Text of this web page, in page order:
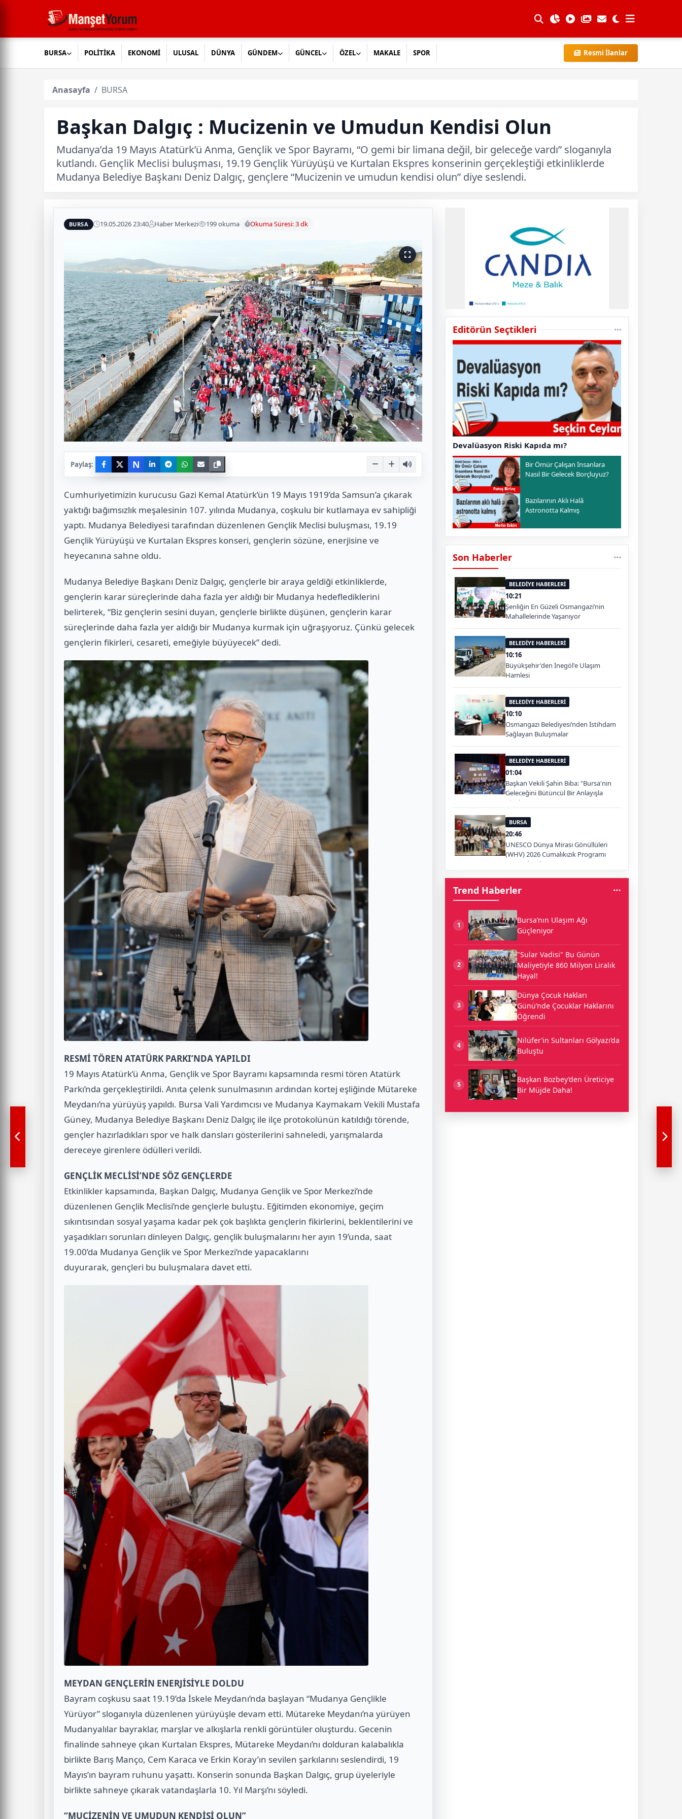
BURSA POLİTİKA EKONOMİ ULUSAL DÜNYA GÜNDEM GÜNCEL ÖZEL MAKALE SPOR Resmi İlanlar
Anasayfa BURSA
Başkan Dalgıç : Mucizenin ve Umudun Kendisi Olun
Mudanya’da 19 Mayıs Atatürk’ü Anma, Gençlik ve Spor Bayramı, “O gemi bir limana değil, bir geleceğe vardı” sloganıyla
kutlandı. Gençlik Meclisi buluşması, 19.19 Gençlik Yürüyüşü ve Kurtalan Ekspres konserinin gerçekleştiği etkinliklerde
Mudanya Belediye Başkanı Deniz Dalgıç, gençlere “Mucizenin ve umudun kendisi olun” diye seslendi.
BURSA 19.05.2026 23:40 Haber Merkezi 199 okuma Okuma Süresi: 3 dk
Paylaş: N
Cumhuriyetimizin kurucusu Gazi Kemal Atatürk’ün 19 Mayıs 1919’da Samsun’a çıkarak
yaktığı bağımsızlık meşalesinin 107. yılında Mudanya, coşkulu bir kutlamaya ev sahipliği
yaptı. Mudanya Belediyesi tarafından düzenlenen Gençlik Meclisi buluşması, 19.19
Gençlik Yürüyüşü ve Kurtalan Ekspres konseri, gençlerin sözüne, enerjisine ve
heyecanına sahne oldu.
Mudanya Belediye Başkanı Deniz Dalgıç, gençlerle bir araya geldiği etkinliklerde,
gençlerin karar süreçlerinde daha fazla yer aldığı bir Mudanya hedeflediklerini
belirterek, “Biz gençlerin sesini duyan, gençlerle birlikte düşünen, gençlerin karar
süreçlerinde daha fazla yer aldığı bir Mudanya kurmak için uğraşıyoruz. Çünkü gelecek
gençlerin fikirleri, cesareti, emeğiyle büyüyecek” dedi.
RESMİ TÖREN ATATÜRK PARKI’NDA YAPILDI
19 Mayıs Atatürk’ü Anma, Gençlik ve Spor Bayramı kapsamında resmi tören Atatürk
Parkı’nda gerçekleştirildi. Anıta çelenk sunulmasının ardından kortej eşliğinde Mütareke
Meydanı’na yürüyüş yapıldı. Bursa Vali Yardımcısı ve Mudanya Kaymakam Vekili Mustafa
Güney, Mudanya Belediye Başkanı Deniz Dalgıç ile ilçe protokolünün katıldığı törende,
gençler hazırladıkları spor ve halk dansları gösterilerini sahneledi, yarışmalarda
dereceye girenlere ödülleri verildi.
GENÇLİK MECLİSİ’NDE SÖZ GENÇLERDE
Etkinlikler kapsamında, Başkan Dalgıç, Mudanya Gençlik ve Spor Merkezi’nde
düzenlenen Gençlik Meclisi’nde gençlerle buluştu. Eğitimden ekonomiye, geçim
sıkıntısından sosyal yaşama kadar pek çok başlıkta gençlerin fikirlerini, beklentilerini ve
yaşadıkları sorunları dinleyen Dalgıç, gençlik buluşmalarını her ayın 19’unda, saat
19.00’da Mudanya Gençlik ve Spor Merkezi’nde yapacaklarını
duyurarak, gençleri bu buluşmalara davet etti.
MEYDAN GENÇLERİN ENERJİSİYLE DOLDU
Bayram coşkusu saat 19.19’da İskele Meydanı’nda başlayan “Mudanya Gençlikle
Yürüyor” sloganıyla düzenlenen yürüyüşle devam etti. Mütareke Meydanı’na yürüyen
Mudanyalılar bayraklar, marşlar ve alkışlarla renkli görüntüler oluşturdu. Gecenin
finalinde sahneye çıkan Kurtalan Ekspres, Mütareke Meydanı’nı dolduran kalabalıkla
birlikte Barış Manço, Cem Karaca ve Erkin Koray’ın sevilen şarkılarını seslendirdi, 19
Mayıs’ın bayram ruhunu yaşattı. Konserin sonunda Başkan Dalgıç, grup üyeleriyle
birlikte sahneye çıkarak vatandaşlarla 10. Yıl Marşı’nı söyledi.
“MUCİZENİN VE UMUDUN KENDİSİ OLUN”
Editörün Seçtikleri
Devalüasyon Riski Kapıda mı?
Bir Ömür Çalışan İnsanlara
Nasıl Bir Gelecek Borçluyuz?
Bazılarının Aklı Halâ
Astronotta Kalmış
Son Haberler
BELEDİYE HABERLERİ
10:21
Şenliğin En Güzeli Osmangazi’nin
Mahallelerinde Yaşanıyor
BELEDİYE HABERLERİ
10:16
Büyükşehir'den İnegöl'e Ulaşım
Hamlesi
BELEDİYE HABERLERİ
10:10
Osmangazi Belediyesi’nden İstihdam
Sağlayan Buluşmalar
BELEDİYE HABERLERİ
01:04
Başkan Vekili Şahin Biba: "Bursa'nın
Geleceğini Bütüncül Bir Anlayışla
Planlıyoruz"
BURSA
20:46
UNESCO Dünya Mirası Gönüllüleri
(WHV) 2026 Cumalıkızık Programı
Tamamlandı.
Trend Haberler
1
Bursa’nın Ulaşım Ağı
Güçleniyor
2
"Sular Vadisi" Bu Günün
Maliyetiyle 860 Milyon Liralık
Hayal!
3
Dünya Çocuk Hakları
Günü’nde Çocuklar Haklarını
Öğrendi
4
Nilüfer’in Sultanları Gölyazı’da
Buluştu
5
Başkan Bozbey’den Üreticiye
Bir Müjde Daha!